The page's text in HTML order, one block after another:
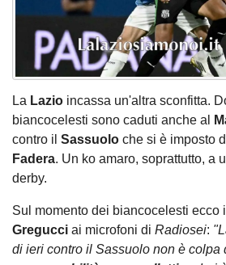
La Lazio incassa un'altra sconfitta.
biancocelesti sono caduti anche al
contro il Sassuolo che si è imposto
Fadera. Un ko amaro, soprattutto, a
derby.
Sul momento dei biancocelesti ecco
Gregucci ai microfoni di Radiosei:
di ieri contro il Sassuolo non è colpa